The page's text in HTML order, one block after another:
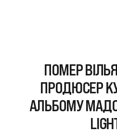
ПОМЕР
ПРОДЮСЕР
АЛЬБОМУ